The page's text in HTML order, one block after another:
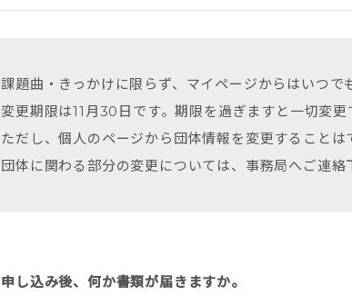
課題曲・きっかけに限らず、マイページからはいつで
変更期限は11月30日です。期限を過ぎますと一切変更
ただし、個人のページから団体情報を変更することは
団体に関わる部分の変更については、事務局へご連絡
申し込み後、何か書類が届きますか。